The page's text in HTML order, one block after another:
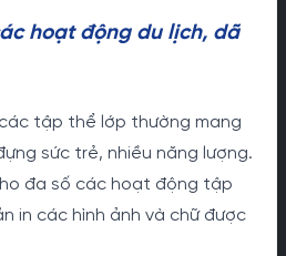
hoạt động du lịch, dã
tập thể lớp thường mang
sức trẻ, nhiều năng lượng.
đa số các hoạt động tập
in các hình ảnh và chữ được